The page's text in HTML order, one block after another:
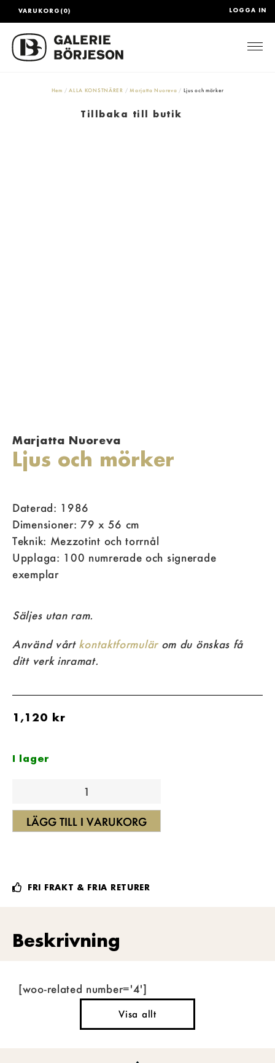
LOGGA IN
VARUKORG(0)
Hem ALLA KONSTNÄRER Marjatta Nuoreva Ljus och mörker
Tillbaka till butik
Marjatta Nuoreva
Ljus och mörker
Daterad: 1986
Dimensioner: 79 x 56 cm
Teknik: Mezzotint och torrnål
Upplaga: 100 numrerade och signerade
exemplar
Säljes utan ram.
Använd vårt kontaktformulärom du önskas få
ditt verk inramat.
1,120 kr
I lager
LÄGG TILL I VARUKORG
FRI FRAKT & FRIA RETURER
Beskrivning
[woo-related number='4']
Visa allt